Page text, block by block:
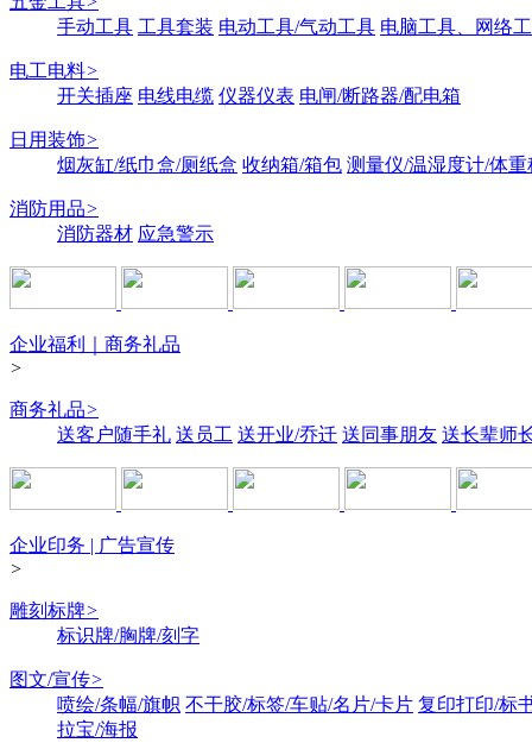
手动工具 工具套装 电动工具/气动工具 电脑工具、网络
电工电料>
开关插座 电线电缆 仪器仪表 电闸/断路器/配电箱
日用装饰>
烟灰缸/纸巾盒/厕纸盒 收纳箱/箱包 测量仪/温湿度计/体重
消防用品>
消防器材 应急警示
企业福利｜商务礼品
>
商务礼品>
送客户随手礼 送员工 送开业/乔迁 送同事朋友 送长辈师
企业印务 | 广告宣传
>
雕刻标牌>
标识牌/胸牌/刻字
图文/宣传>
喷绘/条幅/旗帜 不干胶/标签/车贴/名片/卡片 复印打印/标
拉宝/海报